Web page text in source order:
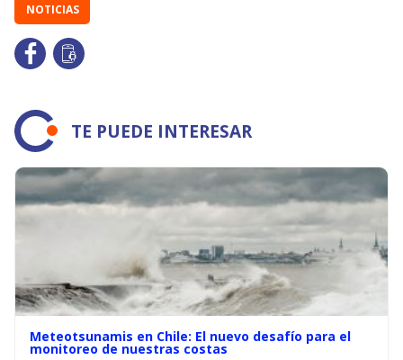
NOTICIAS
TE PUEDE INTERESAR
Meteotsunamis en Chile: El nuevo desafío para el
monitoreo de nuestras costas